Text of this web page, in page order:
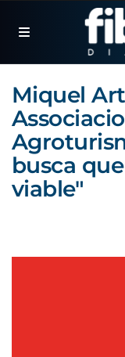
Miquel
busca
viable"